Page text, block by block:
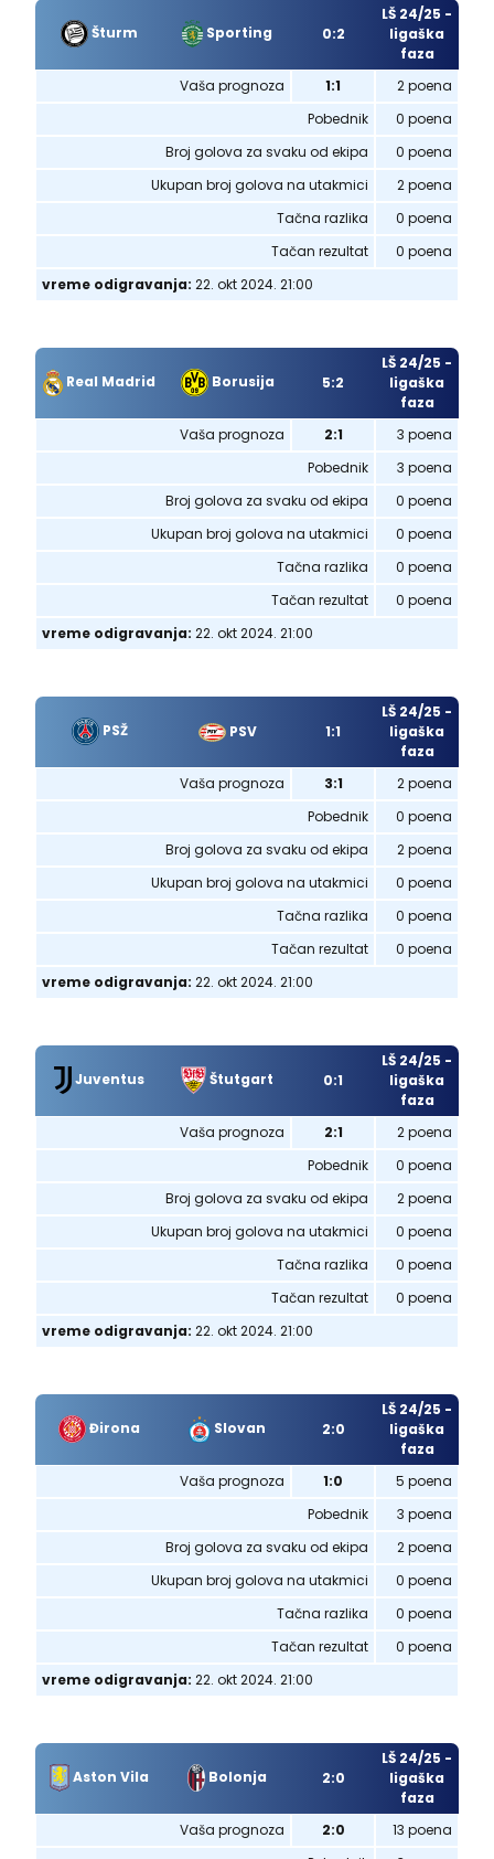
Šturm Sporting 0:2
LŠ 24/25 -
ligaška
faza
Vaša prognoza
1:1
2 poena
Pobednik
0 poena
Broj golova za svaku od ekipa
0 poena
Ukupan broj golova na utakmici
2 poena
Tačna razlika
0 poena
Tačan rezultat
0 poena
vreme odigravanja: 22. okt 2024. 21:00
Real Madrid Borusija 5:2
LŠ 24/25 -
ligaška
faza
Vaša prognoza
2:1
3 poena
Pobednik
3 poena
Broj golova za svaku od ekipa
0 poena
Ukupan broj golova na utakmici
0 poena
Tačna razlika
0 poena
Tačan rezultat
0 poena
vreme odigravanja: 22. okt 2024. 21:00
PSŽ PSV 1:1
LŠ 24/25 -
ligaška
faza
Vaša prognoza
3:1
2 poena
Pobednik
0 poena
Broj golova za svaku od ekipa
2 poena
Ukupan broj golova na utakmici
0 poena
Tačna razlika
0 poena
Tačan rezultat
0 poena
vreme odigravanja: 22. okt 2024. 21:00
Juventus Štutgart 0:1
LŠ 24/25 -
ligaška
faza
Vaša prognoza
2:1
2 poena
Pobednik
0 poena
Broj golova za svaku od ekipa
2 poena
Ukupan broj golova na utakmici
0 poena
Tačna razlika
0 poena
Tačan rezultat
0 poena
vreme odigravanja: 22. okt 2024. 21:00
Đirona Slovan 2:0
LŠ 24/25 -
ligaška
faza
Vaša prognoza
1:0
5 poena
Pobednik
3 poena
Broj golova za svaku od ekipa
2 poena
Ukupan broj golova na utakmici
0 poena
Tačna razlika
0 poena
Tačan rezultat
0 poena
vreme odigravanja: 22. okt 2024. 21:00
Aston Vila Bolonja 2:0
LŠ 24/25 -
ligaška
faza
Vaša prognoza
2:0
13 poena